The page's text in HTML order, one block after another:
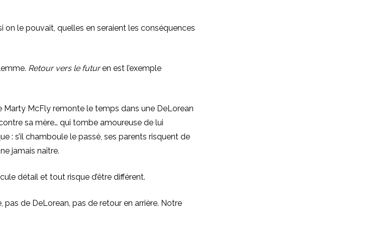
on le pouvait, quelles en seraient les conséquences
Retour vers le futuren est l’exemple
Marty McFly remonte le temps dans une DeLorean
sa mère… qui tombe amoureuse de lui
: s’il chamboule le passé, ses parents risquent de
jamais naître.
détail et tout risque d’être différent.
pas de DeLorean, pas de retour en arrière. Notre